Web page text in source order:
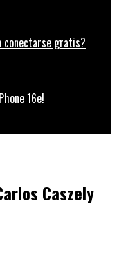
conectarse gratis?
16e!
Caszely